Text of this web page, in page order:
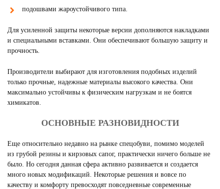
подошвами жароустойчивого типа.
Для усиленной защиты некоторые версии дополняются накладками
и специальными вставками. Они обеспечивают большую защиту и
прочность.
Производители выбирают для изготовления подобных изделий
только прочные, надежные материалы высокого качества. Они
максимально устойчивы к физическим нагрузкам и не боятся
химикатов.
ОСНОВНЫЕ РАЗНОВИДНОСТИ
Еще относительно недавно на рынке спецобуви, помимо моделей
из грубой резины и кирзовых сапог, практически ничего больше не
было. Но сегодня данная сфера активно развивается и создается
много новых модификаций. Некоторые решения и вовсе по
качеству и комфорту превосходят повседневные современные